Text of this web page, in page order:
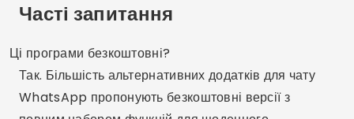
Часті запитання
Ці програми безкоштовні?
Так. Більшість альтернативних додатків для чату
WhatsApp пропонують безкоштовні версії з